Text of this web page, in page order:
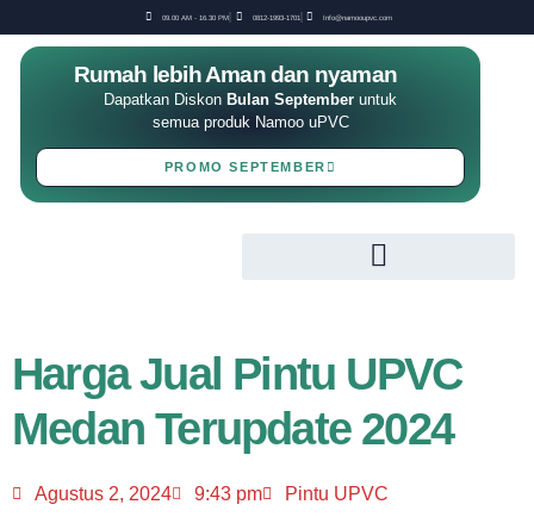
09.00 AM - 16.30 PM 0812-1993-1701 Info@namooupvc.com
Rumah lebih Aman dan nyaman
Dapatkan Diskon Bulan September untuk
semua produk Namoo uPVC
PROMO SEPTEMBER
Harga Jual Pintu UPVC
Medan Terupdate 2024
Agustus 2, 2024 9:43 pm Pintu UPVC